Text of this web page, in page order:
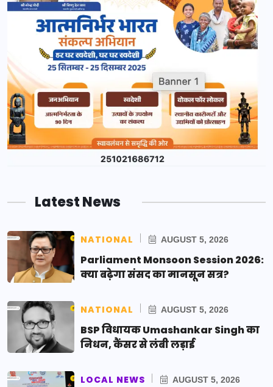
Latest News
NATIONAL AUGUST 5, 2026
Parliament Monsoon Session 2026:
क्या बढ़ेगा संसद का मानसून सत्र?
NATIONAL AUGUST 5, 2026
BSP विधायक Umashankar Singh का
निधन, कैंसर से लंबी लड़ाई
LOCAL NEWS AUGUST 5, 2026